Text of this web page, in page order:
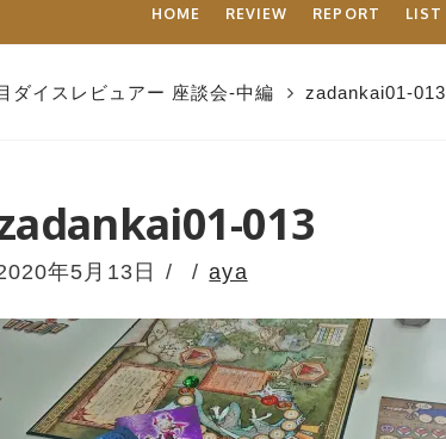
HOME REVIEW REPORT LIST
ダイスレビュアー 座談会-中編 zadankai01-013
013
年5月13日 aya